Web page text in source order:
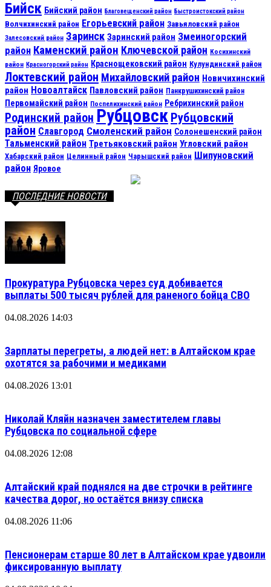
Бийск Бийский район Благовещенский район Быстроистокский район
Волчихинский район Егорьевский район Завьяловский район
Залесовский район Заринск Заринский район Змеиногорский
район Каменский район Ключевской район Косихинский
район Красногорский район Краснощековский район Кулундинский район
Локтевский район Михайловский район Новичихинский
район Новоалтайск Павловский район Панкрушихинский район
Первомайский район Поспелихинский район Ребрихинский район
Родинский район Рубцовск Рубцовский
район Славгород Смоленский район Солонешенский район
Тальменский район Третьяковский район Угловский район
Хабарский район Целинный район Чарышский район Шипуновский
район Яровое
ПОСЛЕДНИЕ НОВОСТИ
Прокуратура Рубцовска через суд добивается
выплаты 500 тысяч рублей для раненого бойца СВО
04.08.2026 14:03
Зарплаты перегреты, а людей нет: в Алтайском крае
охотятся за рабочими и медиками
04.08.2026 13:01
Николай Кляйн назначен заместителем главы
Рубцовска по социальной сфере
04.08.2026 12:08
Алтайский край поднялся на две строчки в рейтинге
качества дорог, но остаётся внизу списка
04.08.2026 11:06
Пенсионерам старше 80 лет в Алтайском крае удвоили
фиксированную выплату